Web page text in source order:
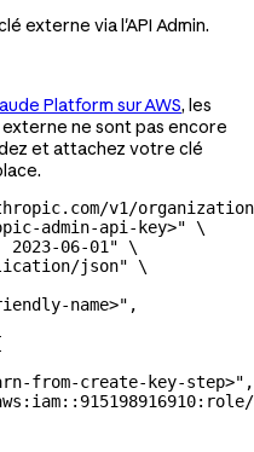
externe via l'API Admin.
Platform sur AWS, les
ne sont pas encore
et attachez votre clé
v1/
admin-api-key>" \
06-01" \
json" \
name>",
from-create-key-step>",